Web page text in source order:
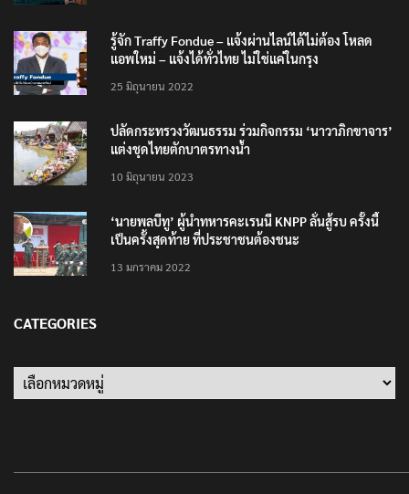
รู้จัก Traffy Fondue – แจ้งผ่านไลน์ได้ไม่ต้อง โหลด
ปลัดกระทรวงวัฒนธรรม ร่วมกิจกรรม ‘นาวาภิกขาจาร’
‘นายพลบีทู’ ผู้นำทหารคะเรนนี KNPP ลั่นสู้รบ ครั้งนี้
Categories